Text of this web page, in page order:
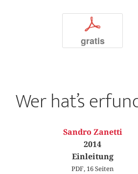
p
gratis
Wer hat’s
Sandro Zanetti
2014
Einleitung
PDF, 16 Seiten